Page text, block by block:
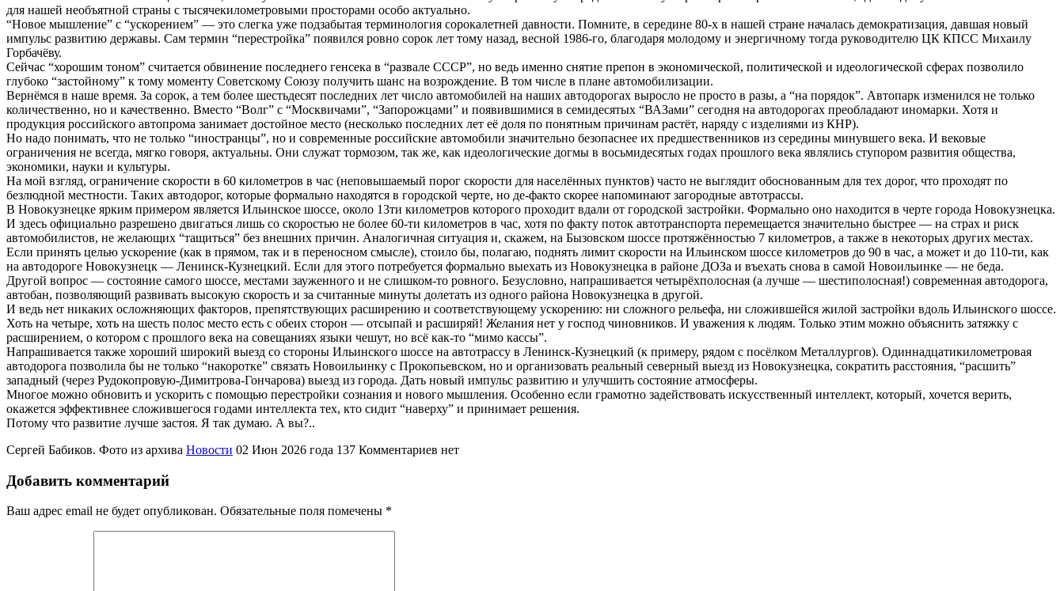
для нашей необъятной страны с тысячекилометровыми просторами особо актуально.
“Новое мышление” с “ускорением” — это слегка уже подзабытая терминология сорокалетней давности. Помните, в середине 80-х в нашей стране началась демократизация, давшая новый
импульс развитию державы. Сам термин “перестройка” появился ровно сорок лет тому назад, весной 1986-го, благодаря молодому и энергичному тогда руководителю ЦК КПСС Михаилу
Горбачёву.
Сейчас “хорошим тоном” считается обвинение последнего генсека в “развале СССР”, но ведь именно снятие препон в экономической, политической и идеологической сферах позволило
глубоко “застойному” к тому моменту Советскому Союзу получить шанс на возрождение. В том числе в плане автомобилизации.
Вернёмся в наше время. За сорок, а тем более шестьдесят последних лет число автомобилей на наших автодорогах выросло не просто в разы, а “на порядок”. Автопарк изменился не только
количественно, но и качественно. Вместо “Волг” с “Москвичами”, “Запорожцами” и появившимися в семидесятых “ВАЗами” сегодня на автодорогах преобладают иномарки. Хотя и
продукция российского автопрома занимает достойное место (несколько последних лет её доля по понятным причинам растёт, наряду с изделиями из КНР).
Но надо понимать, что не только “иностранцы”, но и современные российские автомобили значительно безопаснее их предшественников из середины минувшего века. И вековые
ограничения не всегда, мягко говоря, актуальны. Они служат тормозом, так же, как идеологические догмы в восьмидесятых годах прошлого века являлись ступором развития общества,
экономики, науки и культуры.
На мой взгляд, ограничение скорости в 60 километров в час (неповышаемый порог скорости для населённых пунктов) часто не выглядит обоснованным для тех дорог, что проходят по
безлюдной местности. Таких автодорог, которые формально находятся в городской черте, но де-факто скорее напоминают загородные автотрассы.
В Новокузнецке ярким примером является Ильинское шоссе, около 13ти километров которого проходит вдали от городской застройки. Формально оно находится в черте города Новокузнецка.
И здесь официально разрешено двигаться лишь со скоростью не более 60-ти километров в час, хотя по факту поток автотранспорта перемещается значительно быстрее — на страх и риск
автомобилистов, не желающих “тащиться” без внешних причин. Аналогичная ситуация и, скажем, на Бызовском шоссе протяжённостью 7 километров, а также в некоторых других местах.
Если принять целью ускорение (как в прямом, так и в переносном смысле), стоило бы, полагаю, поднять лимит скорости на Ильинском шоссе километров до 90 в час, а может и до 110-ти, как
на автодороге Новокузнецк — Ленинск-Кузнецкий. Если для этого потребуется формально выехать из Новокузнецка в районе ДОЗа и въехать снова в самой Новоильинке — не беда.
Другой вопрос — состояние самого шоссе, местами зауженного и не слишком-то ровного. Безусловно, напрашивается четырёхполосная (а лучше — шестиполосная!) современная автодорога,
автобан, позволяющий развивать высокую скорость и за считанные минуты долетать из одного района Новокузнецка в другой.
И ведь нет никаких осложняющих факторов, препятствующих расширению и соответствующему ускорению: ни сложного рельефа, ни сложившейся жилой застройки вдоль Ильинского шоссе.
Хоть на четыре, хоть на шесть полос место есть с обеих сторон — отсыпай и расширяй! Желания нет у господ чиновников. И уважения к людям. Только этим можно объяснить затяжку с
расширением, о котором с прошлого века на совещаниях языки чешут, но всё как-то “мимо кассы”.
Напрашивается также хороший широкий выезд со стороны Ильинского шоссе на автотрассу в Ленинск-Кузнецкий (к примеру, рядом с посёлком Металлургов). Одиннадцатикилометровая
автодорога позволила бы не только “накоротке” связать Новоильинку с Прокопьевском, но и организовать реальный северный выезд из Новокузнецка, сократить расстояния, “расшить”
западный (через Рудокопровую-Димитрова-Гончарова) выезд из города. Дать новый импульс развитию и улучшить состояние атмосферы.
Многое можно обновить и ускорить с помощью перестройки сознания и нового мышления. Особенно если грамотно задействовать искусственный интеллект, который, хочется верить,
окажется эффективнее сложившегося годами интеллекта тех, кто сидит “наверху” и принимает решения.
Потому что развитие лучше застоя. Я так думаю. А вы?..
Сергей Бабиков. Фото из архива Новости 02 Июн 2026 года 137 Комментариев нет
Добавить комментарий
Ваш адрес email не будет опубликован. Обязательные поля помечены *